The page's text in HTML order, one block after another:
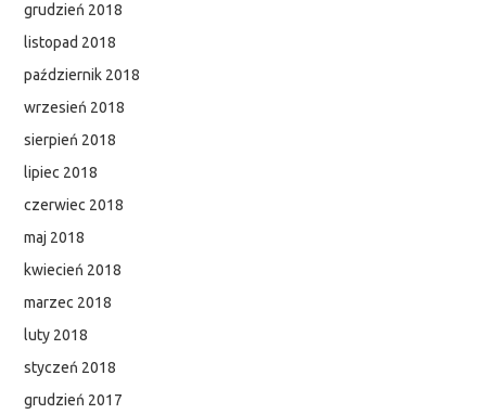
grudzień 2018
listopad 2018
październik 2018
wrzesień 2018
sierpień 2018
lipiec 2018
czerwiec 2018
maj 2018
kwiecień 2018
marzec 2018
luty 2018
styczeń 2018
grudzień 2017